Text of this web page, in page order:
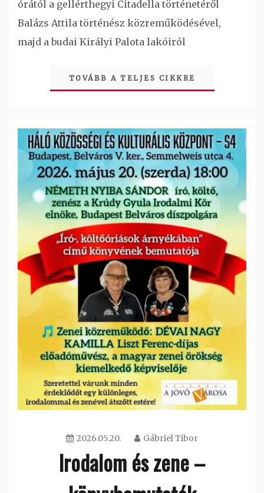
órától a gellérthegyi Citadella történetéről
Balázs Attila történész közreműködésével,
majd a budai Királyi Palota lakóiról
TOVÁBB A TELJES CIKKRE
2026.05.20. Gábriel Tibor
Irodalom és zene –